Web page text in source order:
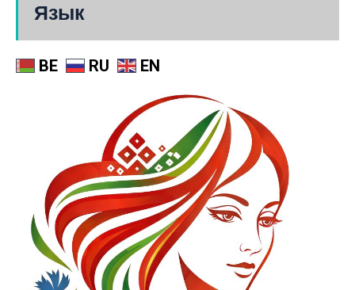
Язык
BE RU EN